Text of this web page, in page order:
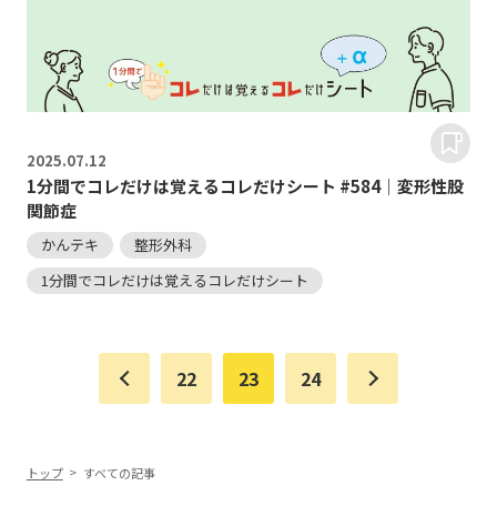
2025.07.12
1分間でコレだけは覚えるコレだけシート #584｜変形性股
関節症
かんテキ
整形外科
1分間でコレだけは覚えるコレだけシート
22 23 24
トップ すべての記事